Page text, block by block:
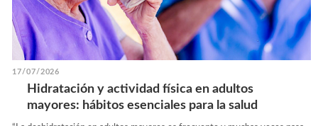
17/07/2026
Hidratación y actividad física en adultos
mayores: hábitos esenciales para la salud